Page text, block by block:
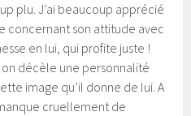
plu. J’ai beaucoup apprécié
concernant son attitude avec
en lui, qui profite juste !
décèle une personnalité
image qu’il donne de lui. A
cruellement de